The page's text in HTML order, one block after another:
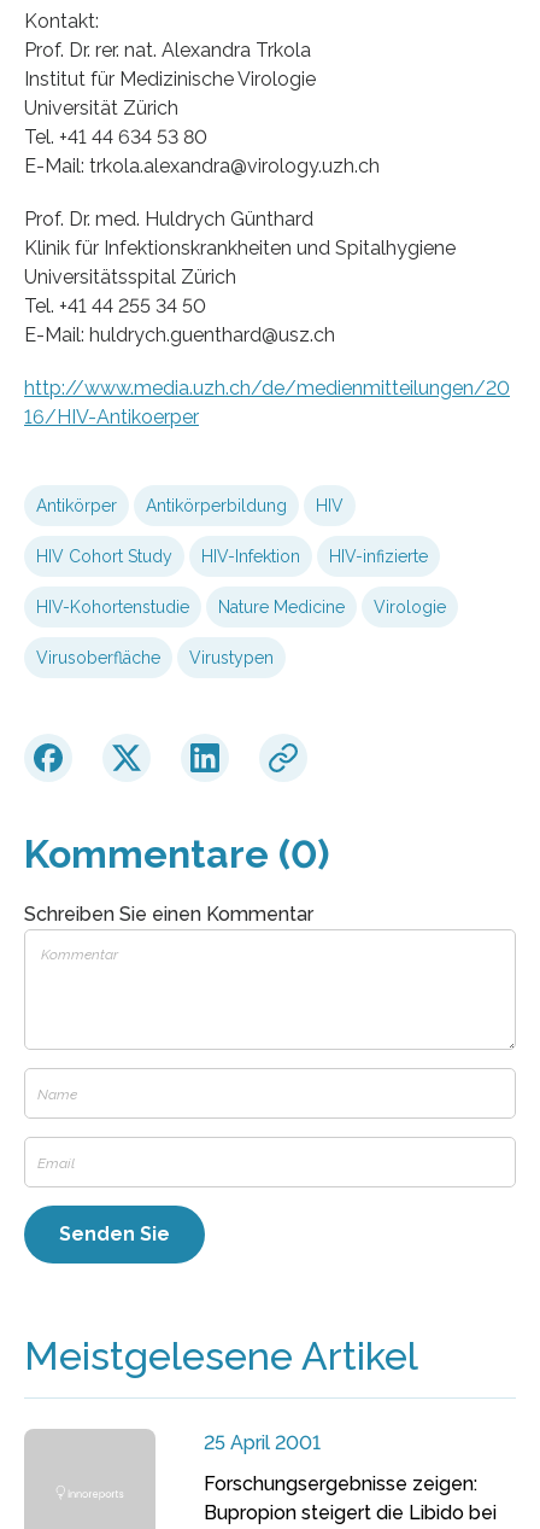
Kontakt:
Prof. Dr. rer. nat. Alexandra Trkola
Institut für Medizinische Virologie
Universität Zürich
Tel. +41 44 634 53 80
E-Mail: trkola.alexandra@virology.uzh.ch
Prof. Dr. med. Huldrych Günthard
Klinik für Infektionskrankheiten und Spitalhygiene
Universitätsspital Zürich
Tel. +41 44 255 34 50
E-Mail: huldrych.guenthard@usz.ch
http://www.media.uzh.ch/de/medienmitteilungen/20
16/HIV-Antikoerper
Antikörper Antikörperbildung HIV
HIV Cohort Study HIV-Infektion HIV-infizierte
HIV-Kohortenstudie Nature Medicine Virologie
Virusoberfläche Virustypen
Kommentare (0)
Schreiben Sie einen Kommentar
Meistgelesene Artikel
25 April 2001
Forschungsergebnisse zeigen:
Bupropion steigert die Libido bei